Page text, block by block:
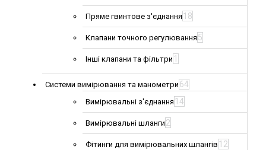
Пряме гвинтове з'єднання 18
Клапани точного регулювання 5
Інші клапани та фільтри 1
Системи вимірювання та манометри 64
Вимірювальні з'єднання 14
Вимірювальні шланги 2
Фітинги для вимірювальних шлангів 12